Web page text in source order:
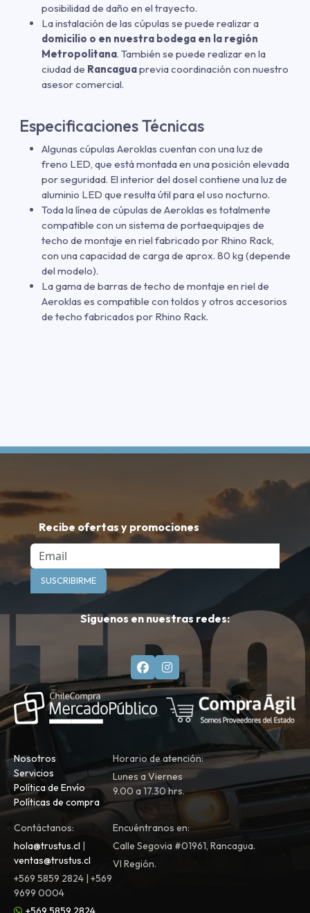
posibilidad de daño en el trayecto.
La instalación de las cúpulas se puede realizar a
domicilio o en nuestra bodega en la región
Metropolitana. También se puede realizar en la
ciudad de Rancaguaprevia coordinación con nuestro
asesor comercial.
Especificaciones Técnicas
Algunas cúpulas Aeroklas cuentan con una luz de
freno LED, que está montada en una posición elevada
por seguridad. El interior del dosel contiene una luz de
aluminio LED que resulta útil para el uso nocturno.
Toda la línea de cúpulas de Aeroklas es totalmente
compatible con un sistema de portaequipajes de
techo de montaje en riel fabricado por Rhino Rack,
con una capacidad de carga de aprox. 80 kg (depende
del modelo).
La gama de barras de techo de montaje en riel de
Aeroklas es compatible con toldos y otros accesorios
de techo fabricados por Rhino Rack.
Recibe ofertas y promociones
Email
SUSCRIBIRME
Síguenos en nuestras redes:
Nosotros
Servicios
Política de Envío
Políticas de compra
Horario de atención:
Lunes a Viernes
9.00 a 17.30 hrs.
Contáctanos:
hola@trustus.cl |
ventas@trustus.cl
+569 5859 2824 | +569
9699 0004
Encuéntranos en:
Calle Segovia #01961, Rancagua.
VI Región.